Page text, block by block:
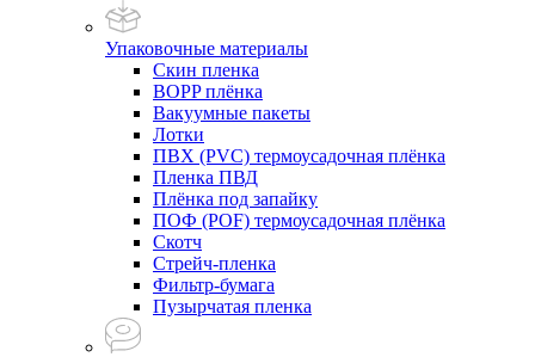
Упаковочные материалы
Скин пленка
BOPP плёнка
Вакуумные пакеты
Лотки
ПВХ (PVC) термоусадочная плёнка
Пленка ПВД
Плёнка под запайку
ПОФ (POF) термоусадочная плёнка
Скотч
Стрейч-пленка
Фильтр-бумага
Пузырчатая пленка